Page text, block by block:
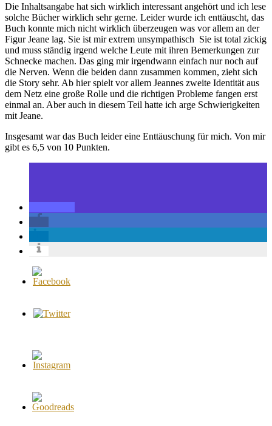
Die Inhaltsangabe hat sich wirklich interessant angehört und ich lese
solche Bücher wirklich sehr gerne. Leider wurde ich enttäuscht, das
Buch konnte mich nicht wirklich überzeugen was vor allem an der
Figur Jeane lag. Sie ist mir extrem unsympathisch Sie ist total zickig
und muss ständig irgend welche Leute mit ihren Bemerkungen zur
Schnecke machen. Das ging mir irgendwann einfach nur noch auf
die Nerven. Wenn die beiden dann zusammen kommen, zieht sich
die Story sehr. Ab hier spielt vor allem Jeannes zweite Identität aus
dem Netz eine große Rolle und die richtigen Probleme fangen erst
einmal an. Aber auch in diesem Teil hatte ich arge Schwierigkeiten
mit Jeane.
Insgesamt war das Buch leider eine Enttäuschung für mich. Von mir
gibt es 6,5 von 10 Punkten.